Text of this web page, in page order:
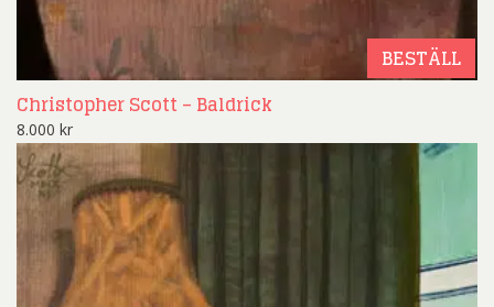
BESTÄLL
Christopher Scott – Baldrick
8.000 kr